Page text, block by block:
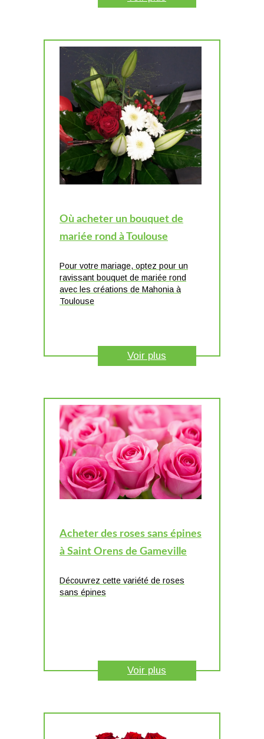
Où acheter un bouquet de
mariée rond à Toulouse
Pour votre mariage, optez pour un
ravissant bouquet de mariée rond
avec les créations de Mahonia à
Toulouse
Voir plus
Acheter des roses sans épines
à Saint Orens de Gameville
Découvrez cette variété de roses
sans épines
Voir plus